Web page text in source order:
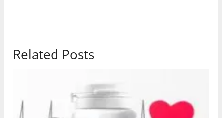
Related Posts